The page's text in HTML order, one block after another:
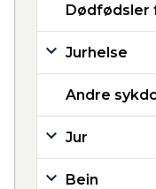
Dødfødsler
Jurhelse
Andre
Jur
Bein